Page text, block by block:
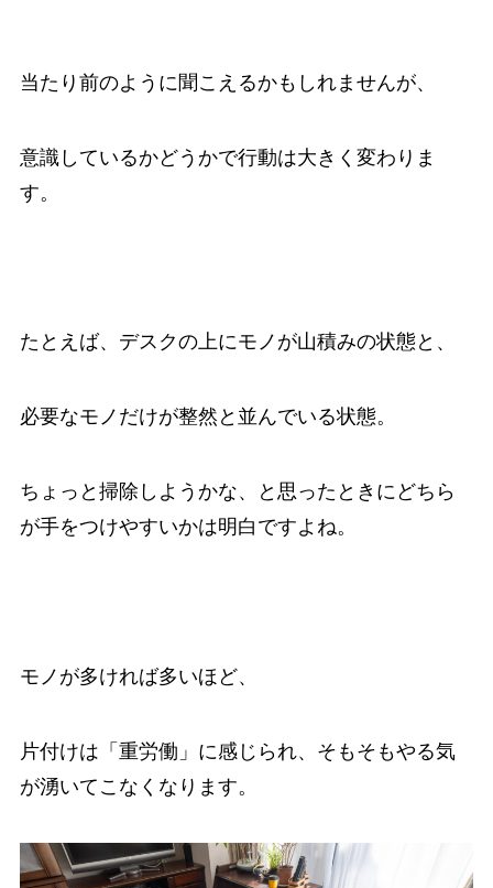
当たり前のように聞こえるかもしれませんが、
意識しているかどうかで行動は大きく変わりま
す。
たとえば、デスクの上にモノが山積みの状態と、
必要なモノだけが整然と並んでいる状態。
ちょっと掃除しようかな、と思ったときにどちら
が手をつけやすいかは明白ですよね。
モノが多ければ多いほど、
片付けは「重労働」に感じられ、そもそもやる気
が湧いてこなくなります。